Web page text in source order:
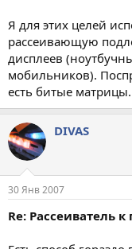
Я для этих целей
рассеивающую
дисплеев
мобильников).
есть битые матрицы.
DIVAS
30 Янв 2007
Re: Рассеиватель к